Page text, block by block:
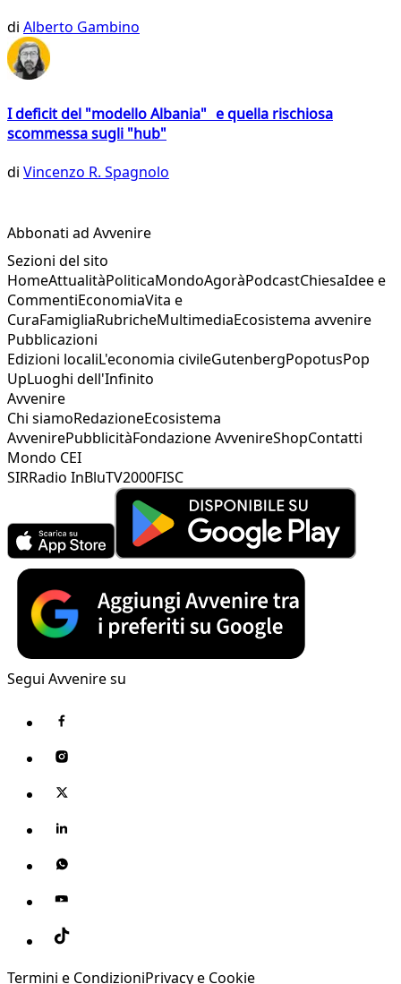
di Alberto Gambino
I deficit del "modello Albania" e quella rischiosa
scommessa sugli "hub"
di Vincenzo R. Spagnolo
Abbonati ad Avvenire
Sezioni del sito
HomeAttualitàPoliticaMondoAgoràPodcastChiesaIdee e
CommentiEconomiaVita e
CuraFamigliaRubricheMultimediaEcosistema avvenire
Pubblicazioni
Edizioni localiL'economia civileGutenbergPopotusPop
UpLuoghi dell'Infinito
Avvenire
Chi siamoRedazioneEcosistema
AvvenirePubblicitàFondazione AvvenireShopContatti
Mondo CEI
SIRRadio InBluTV2000FISC
Segui Avvenire su
Termini e CondizioniPrivacy e Cookie